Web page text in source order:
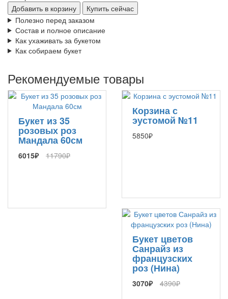
Добавить в корзину
Купить сейчас
Полезно перед заказом
Состав и полное описание
Как ухаживать за букетом
Как собираем букет
Рекомендуемые товары
Букет из 35
розовых роз
Мандала 60см
6015₽ 11790₽
Корзина с
эустомой №11
5850₽
Букет цветов
Санрайз из
французских
роз (Нина)
3070₽ 4390₽